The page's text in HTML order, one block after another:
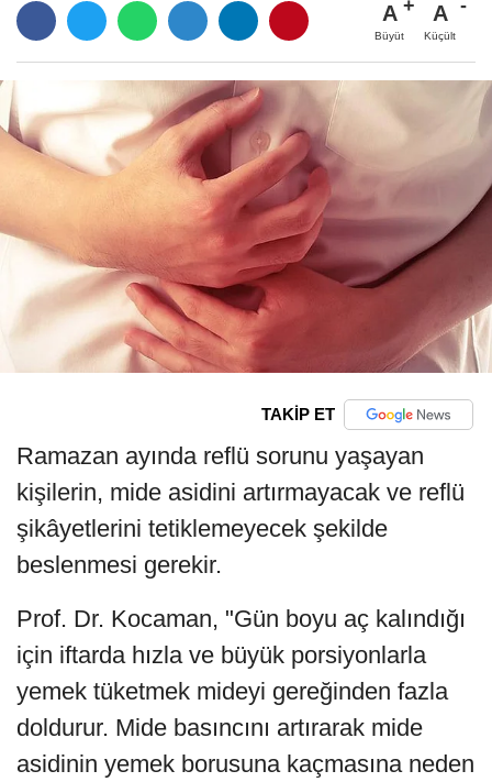
A
Büyüt
A
Küçült
TAKİP ET
Ramazan ayında reflü sorunu yaşayan
kişilerin, mide asidini artırmayacak ve reflü
şikâyetlerini tetiklemeyecek şekilde
beslenmesi gerekir.
Prof. Dr. Kocaman, "Gün boyu aç kalındığı
için iftarda hızla ve büyük porsiyonlarla
yemek tüketmek mideyi gereğinden fazla
doldurur. Mide basıncını artırarak mide
asidinin yemek borusuna kaçmasına neden